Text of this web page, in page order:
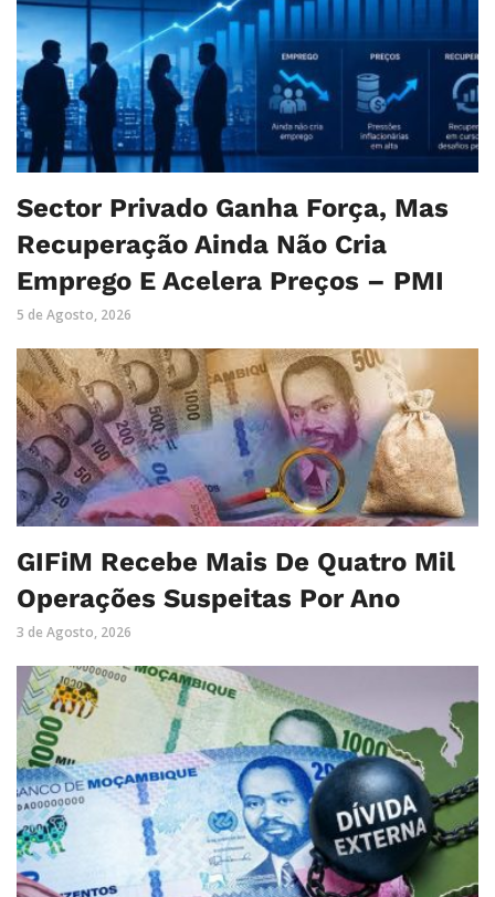
Sector Privado Ganha Força, Mas
Recuperação Ainda Não Cria
Emprego E Acelera Preços – PMI
5 de Agosto, 2026
GIFiM Recebe Mais De Quatro Mil
Operações Suspeitas Por Ano
3 de Agosto, 2026